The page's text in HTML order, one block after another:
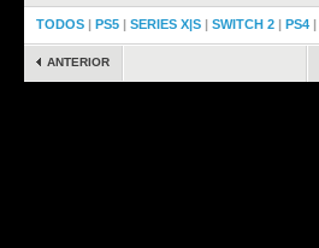
TODOS | PS5 | SERIES X|S | SWITCH 2 | PS4 |
ANTERIOR